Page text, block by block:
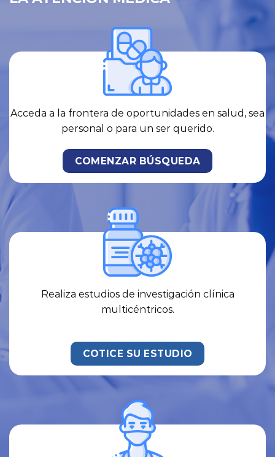
Lunes a Viernes
ENVIAR WHATSAPP
PARTICIPA EN NUESTROS
ESTUDIOS CLÍNICOS Y AYÚDANOS
A IMPULSAR LA INNOVACIÓN EN
LA ATENCIÓN MÉDICA
Acceda a la frontera de oportunidades en salud, sea
personal o para un ser querido.
COMENZAR BÚSQUEDA